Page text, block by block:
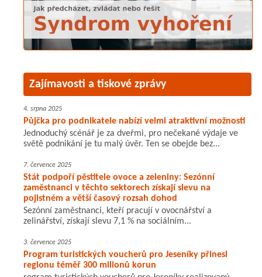
Zajímavosti a tiskové zprávy
4. srpna 2025
Půjčka pro podnikatele nabízí velmi atraktivní možnosti
Jednoduchý scénář je za dveřmi, pro nečekané výdaje ve
světě podnikání je tu malý úvěr. Ten se obejde bez...
7. července 2025
Stát podpoří pěstitele ovoce a zeleniny: Sezónní
zaměstnanci v těchto sektorech získají slevu na
pojistném a větší časový rozsah dohod
Sezónní zaměstnanci, kteří pracují v ovocnářství a
zelinářství, získají slevu 7,1 % na sociálním...
3. července 2025
Program turistických voucherů pro Jeseníky přinesl
regionu téměř 300 milionů korun